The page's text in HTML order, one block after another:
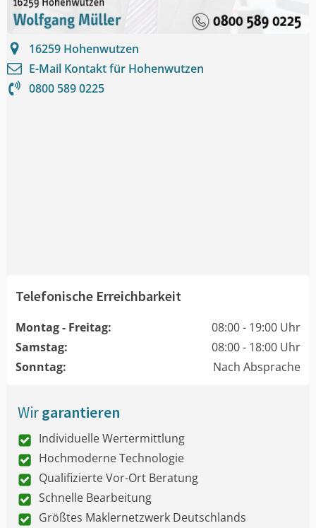
16259 Hohenwutzen
E-Mail Kontakt für Hohenwutzen
0800 589 0225
Telefonische Erreichbarkeit
Montag - Freitag:
08:00 - 19:00 Uhr
Samstag:
08:00 - 18:00 Uhr
Sonntag:
Nach Absprache
Wirgarantieren
Individuelle Wertermittlung
Hochmoderne Technologie
Qualifizierte Vor-Ort Beratung
Schnelle Bearbeitung
Größtes Maklernetzwerk Deutschlands